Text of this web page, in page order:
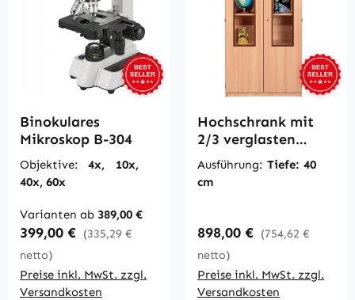
Binokulares
Mikroskop B-304
Objektive: 4x, 10x,
40x, 60x
Varianten ab 389,00 €
Regulärer Preis:
399,00 € (335,29 €
netto)
Preise inkl. MwSt. zzgl.
Versandkosten
Hochschrank mit
2/3 verglasten
Türen, mit
Mittelwand, B/H
120 x 190 cm
Ausführung: Tiefe: 40
cm
Regulärer Preis:
898,00 € (754,62 €
netto)
Preise inkl. MwSt. zzgl.
Versandkosten